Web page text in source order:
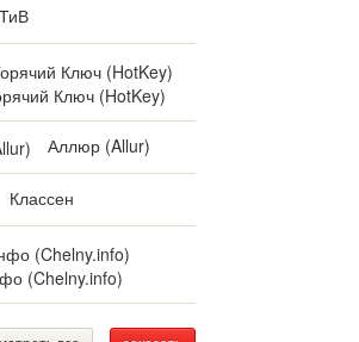
Ключ (HotKey)
Аллюр (Allur)
Классен
(Chelny.info)